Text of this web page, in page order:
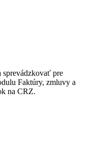
pre
Faktúry, zmluvy a
na CRZ.